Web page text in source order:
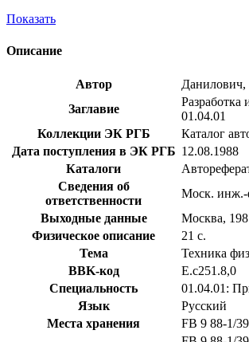
Показать
Описание
Автор
Данилович,
Заглавие
Разработка
01.04.01
Коллекции ЭК РГБ
Каталог
Дата поступления в ЭК РГБ 12.08.1988
Каталоги
Сведения об
ответственности
Моск. инж.-
Выходные данные
Москва,
Физическое описание
21 с.
Тема
Техника
BBK-код
Е.с251.8,0
Специальность
01.04.01:
Язык
Русский
Места хранения
FB 9 88-1/